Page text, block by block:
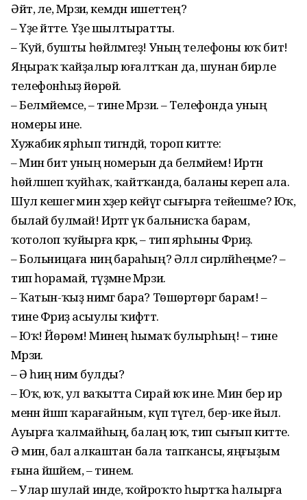
Әйт, әле, Мәрзиә, кемдән ишеттең?
– Үҙе әйтте. Үҙе шылтыратты.
– Ҡуй, бушты һөйләмәгеҙ! Уның телефоны юҡ бит!
Яңыраҡ ҡайҙалыр юғалтҡан да, шунан бирле
телефонһыҙ йөрөй.
– Белмәйемсе, – тине Мәрзиә. – Телефонда уның
номеры ине.
Хужабикә ярһып тигәндәй, тороп китте:
– Мин бит уның номерын да белмәйем! Иртән
һөйләшеп ҡуйһаҡ, ҡайтҡанда, баланы кереп ала.
Шул кешегә мин хәҙер кейәүгә сығырға тейешме? Юҡ,
былай булмай! Иртәгә үк бальнисҡа барам,
ҡотолоп ҡуйырға кәрәк, – тип ярһыны Фәриҙә.
– Больницаға ниңә бараһың? Әллә сирләйһеңме? –
тип һорамай, түҙмәне Мәрзиә.
– Ҡатын-ҡыҙ нимәгә бара? Төшөртөргә барам! –
тине Фәриҙә асыулы ҡиәфәттә.
– Юҡ! Йөрөмә! Минең һымаҡ булырһың! – тине
Мәрзиә.
– Ә һиңә нимә булды?
– Юҡ, юҡ, ул ваҡытта Сирай юҡ ине. Мин бер ир
менән йәшәп ҡарағайным, күп түгел, бер-ике йыл.
Ауырға ҡалмайһың, балаң юҡ, тип сығып китте.
Ә мин, бал алкаштан бала тапҡансы, яңғыҙым
ғына йәшәйем, – тинем.
– Улар шулай инде, ҡойроҡто һыртҡа һалырға